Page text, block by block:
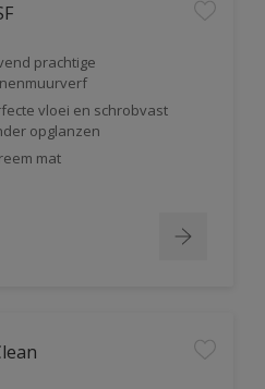
prachtige
vloei en schrobvast
opglanzen
mat